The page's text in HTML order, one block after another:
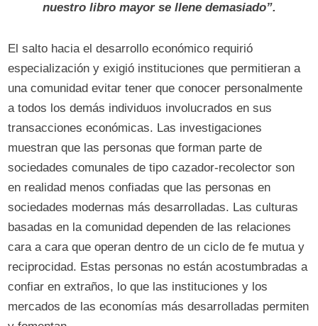
nuestro libro mayor se llene demasiado”.
El salto hacia el desarrollo económico requirió
especialización y exigió instituciones que permitieran a
una comunidad evitar tener que conocer personalmente
a todos los demás individuos involucrados en sus
transacciones económicas. Las investigaciones
muestran que las personas que forman parte de
sociedades comunales de tipo cazador-recolector son
en realidad menos confiadas que las personas en
sociedades modernas más desarrolladas. Las culturas
basadas en la comunidad dependen de las relaciones
cara a cara que operan dentro de un ciclo de fe mutua y
reciprocidad. Estas personas no están acostumbradas a
confiar en extraños, lo que las instituciones y los
mercados de las economías más desarrolladas permiten